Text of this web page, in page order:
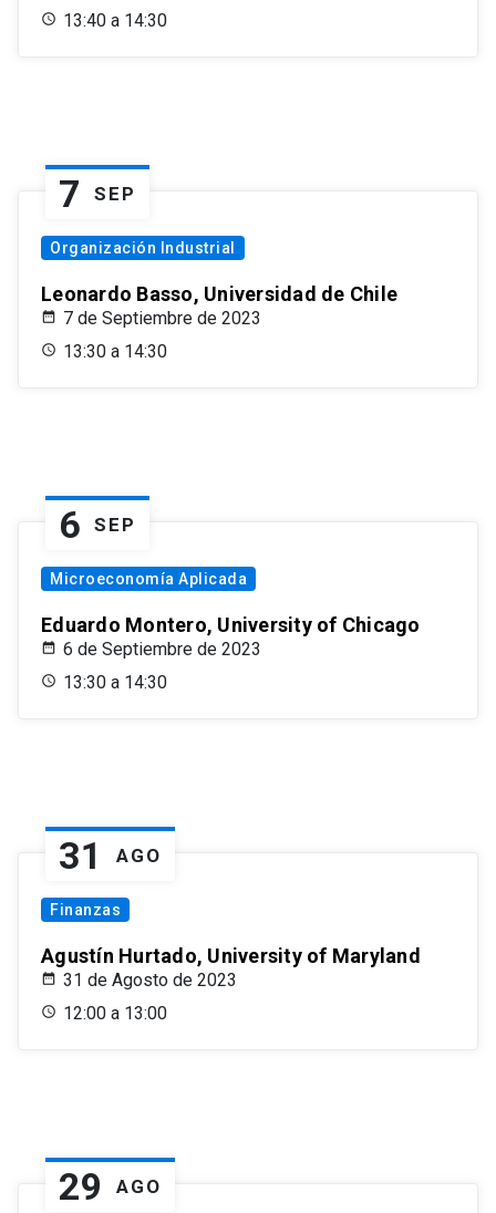
13:40 a 14:30
7 SEP
Organización Industrial
Leonardo Basso, Universidad de Chile
7 de Septiembre de 2023
13:30 a 14:30
6 SEP
Microeconomía Aplicada
Eduardo Montero, University of Chicago
6 de Septiembre de 2023
13:30 a 14:30
31 AGO
Finanzas
Agustín Hurtado, University of Maryland
31 de Agosto de 2023
12:00 a 13:00
29 AGO